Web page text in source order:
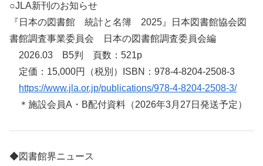
○JLA新刊のお知らせ
『日本の図書館 統計と名簿 2025』日本図書館協会図
書館調査事業委員会 日本の図書館調査委員会編
2026.03 B5判 頁数：521p
定価：15,000円（税別）ISBN：978-4-8204-2508-3
https://www.jla.or.jp/publications/978-4-8204-2508-3/
＊施設会員A・B配付資料（2026年3月27日発送予定）
◆図書館界ニュース